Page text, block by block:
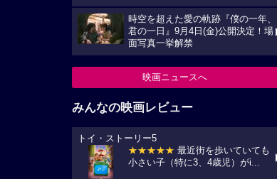
時空を超えた愛の軌跡『僕の一年、
君の一日』9月4日(金)公開決定！場
面写真一挙解禁
映画ニュースへ
みんなの映画レビュー
トイ・ストーリー5
★★★★★ 最近街を歩いていても
小さい子（特に3、4歳児）がi...